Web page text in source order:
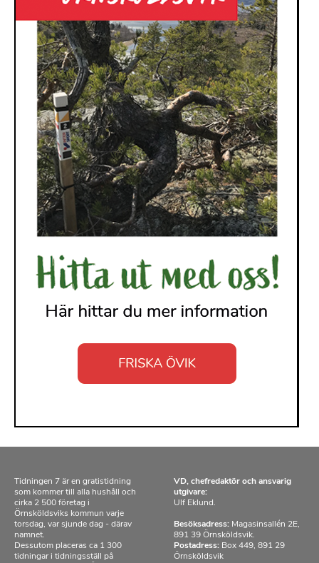
Tidningen 7 är en gratistidning
som kommer till alla hushåll och
cirka 2 500 företag i
Örnsköldsviks kommun varje
torsdag, var sjunde dag - därav
namnet.
Dessutom placeras ca 1 300
tidningar i tidningsställ på
VD, chefredaktör och ansvarig
utgivare:
Ulf Eklund.
Besöksadress: Magasinsallén 2E,
891 39 Örnsköldsvik.
Postadress: Box 449, 891 29
Örnsköldsvik